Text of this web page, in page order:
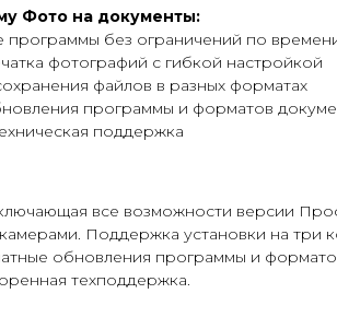
Фото на документы:
программы без ограничений по
фотографий с гибкой настройкой
файлов в разных форматах
программы и форматов
поддержка
все возможности версии
Поддержка установки на три
обновления программы и
техподдержка.